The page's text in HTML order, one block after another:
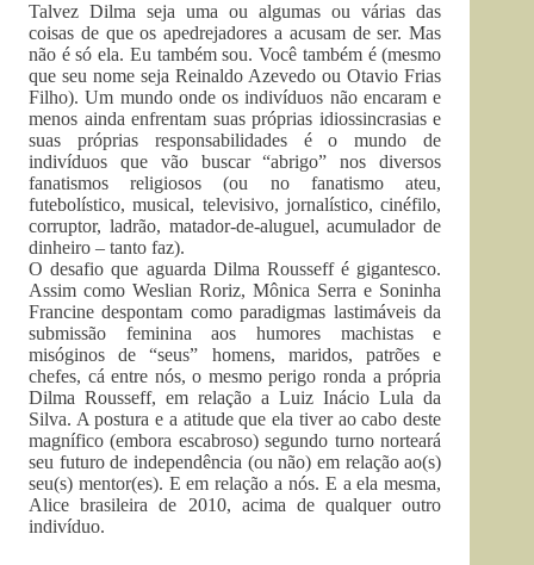
Talvez Dilma seja uma ou algumas ou várias das
coisas de que os apedrejadores a acusam de ser. Mas
não é só ela. Eu também sou. Você também é (mesmo
que seu nome seja Reinaldo Azevedo ou Otavio Frias
Filho). Um mundo onde os indivíduos não encaram e
menos ainda enfrentam suas próprias idiossincrasias e
suas próprias responsabilidades é o mundo de
indivíduos que vão buscar “abrigo” nos diversos
fanatismos religiosos (ou no fanatismo ateu,
futebolístico, musical, televisivo, jornalístico, cinéfilo,
corruptor, ladrão, matador-de-aluguel, acumulador de
dinheiro – tanto faz).
O desafio que aguarda Dilma Rousseff é gigantesco.
Assim como Weslian Roriz, Mônica Serra e Soninha
Francine despontam como paradigmas lastimáveis da
submissão feminina aos humores machistas e
misóginos de “seus” homens, maridos, patrões e
chefes, cá entre nós, o mesmo perigo ronda a própria
Dilma Rousseff, em relação a Luiz Inácio Lula da
Silva. A postura e a atitude que ela tiver ao cabo deste
magnífico (embora escabroso) segundo turno norteará
seu futuro de independência (ou não) em relação ao(s)
seu(s) mentor(es). E em relação a nós. E a ela mesma,
Alice brasileira de 2010, acima de qualquer outro
indivíduo.